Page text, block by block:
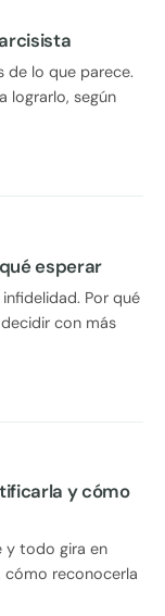
de lo que parece.
lograrlo, según
esperar
Por qué
con más
y cómo
y todo gira en
cómo reconocerla